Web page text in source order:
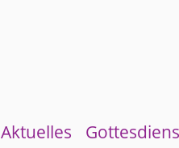
Aktuelles